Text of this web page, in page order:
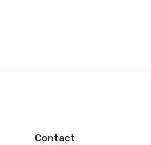
Contact